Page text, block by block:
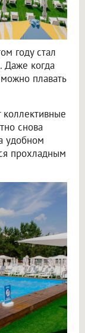
году стал
Даже когда
плавать
коллективные
снова
удобном
прохладным